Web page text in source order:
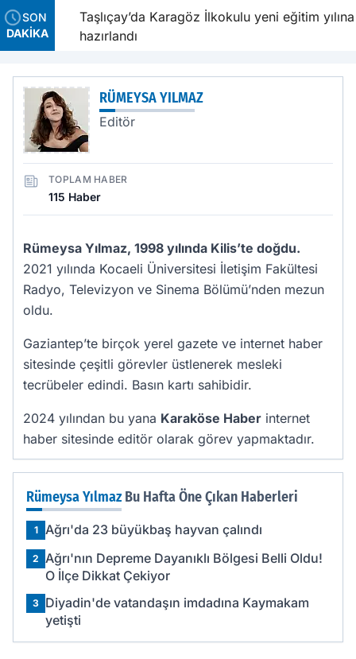
SON
DAKİKA
Taşlıçay’da Karagöz İlkokulu yeni eğitim yılına
hazırlandı
RÜMEYSA YILMAZ
Editör
TOPLAM HABER
115 Haber
Rümeysa Yılmaz, 1998 yılında Kilis’te doğdu.
2021 yılında Kocaeli Üniversitesi İletişim Fakültesi
Radyo, Televizyon ve Sinema Bölümü’nden mezun
oldu.
Gaziantep’te birçok yerel gazete ve internet haber
sitesinde çeşitli görevler üstlenerek mesleki
tecrübeler edindi. Basın kartı sahibidir.
2024 yılından bu yana Karaköse Haber internet
haber sitesinde editör olarak görev yapmaktadır.
Rümeysa Yılmaz Bu Hafta Öne Çıkan Haberleri
1 Ağrı'da 23 büyükbaş hayvan çalındı
2 Ağrı'nın Depreme Dayanıklı Bölgesi Belli Oldu!
O İlçe Dikkat Çekiyor
3 Diyadin'de vatandaşın imdadına Kaymakam
yetişti